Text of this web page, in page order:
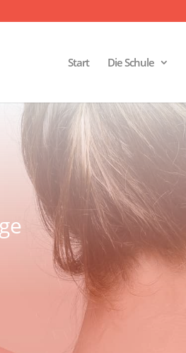
Start Die Schule